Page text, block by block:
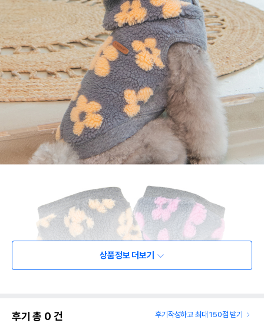
상품정보 더보기
후기 총 0 건 후기작성하고 최대 150점 받기